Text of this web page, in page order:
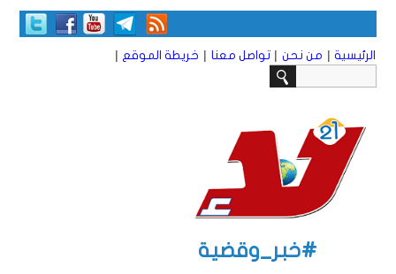
الرئيسية | من نحن | تواصل معنا | خريطة الموقع |
#خبر_وقضية